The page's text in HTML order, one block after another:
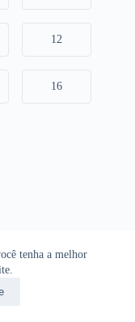
tenha a melhor
12
16
Online •